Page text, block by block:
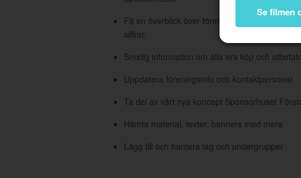
Se filmen
Få en överblick över föreningens statistik i form
siffror.
Smidig information om alla era köp och
Uppdatera föreningsinfo och kontaktpersoner
Ta del av vårt nya koncept Sponsorhuset
Hämta material, texter, banners med mera
Lägg till och hantera lag och undergrupper